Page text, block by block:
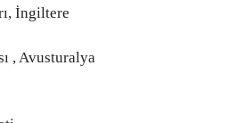
İngiltere
, Avusturalya